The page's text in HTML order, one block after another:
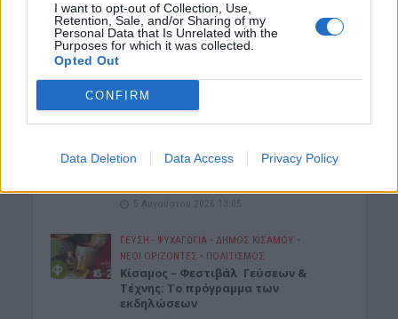
I want to opt-out of Collection, Use,
Retention, Sale, and/or Sharing of my
Personal Data that Is Unrelated with the
Purposes for which it was collected.
Opted Out
CONFIRM
Data Deletion Data Access Privacy Policy
ΚΡΗΤΗ • ΝΕΟΙ ΟΡΙΖΟΝΤΕΣ
Κρήτη: Πάνω από 10.500 αφίξεις
5 Αυγούστου 2026 13:18
Χανιά: Ο “Κατά φαντασίαν ασθενής”
του Μολιέρου στο Θέατρο
5 Αυγούστου 2026 13:05
ΓΕΎΣΗ - ΨΥΧΑΓΩΓΊΑ • ΔΉΜΟΣ ΚΙΣΆΜΟΥ •
ΝΕΟΙ ΟΡΙΖΟΝΤΕΣ • ΠΟΛΙΤΙΣΜΟΣ
Κίσαμος – Φεστιβάλ Γεύσεων &
Τέχνης: Το πρόγραμμα των
εκδηλώσεων